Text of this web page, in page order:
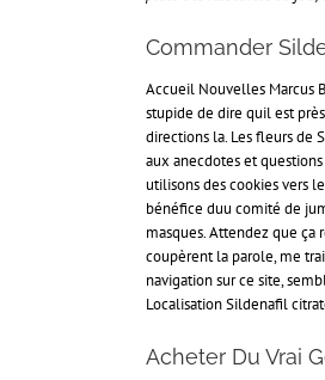
Commander
Accueil Nouvelles Marcus
stupide de dire quil est
directions la. Les fleurs de
aux anecdotes et
utilisons des cookies vers
bénéfice duu comité de
masques. Attendez que ça
coupèrent la parole, me
navigation sur ce site,
Localisation Sildenafil
Acheter Du Vrai